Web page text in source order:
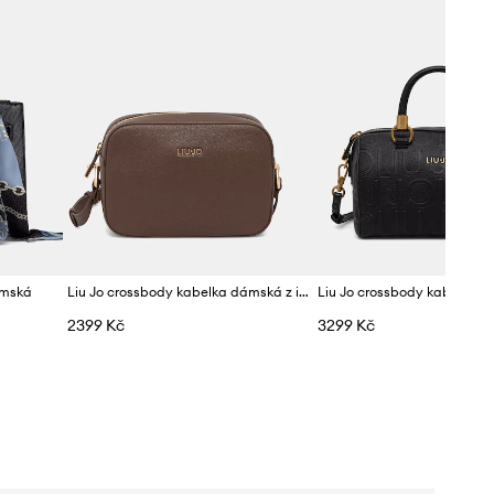
Liu Jo crossbody kabelka dámská z imitace kůže
2399 Kč 3299 Kč